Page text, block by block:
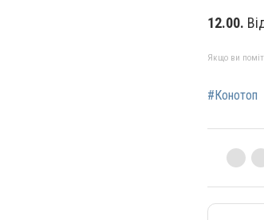
12.00.
Якщо ви
#Конотоп